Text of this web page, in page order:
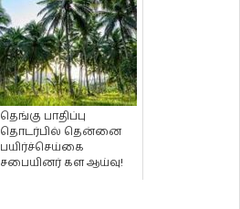
தெங்கு பாதிப்பு
தொடர்பில் தென்னை
பயிர்ச்செய்கை
சபையினர் கள ஆய்வு!